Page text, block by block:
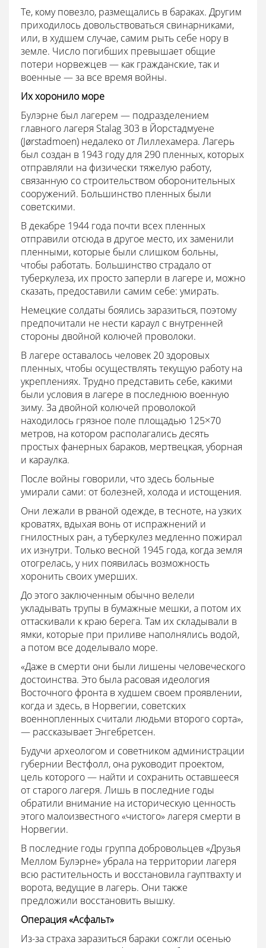
Те, кому повезло, размещались в бараках. Другим
приходилось довольствоваться свинарниками,
или, в худшем случае, самим рыть себе нору в
земле. Число погибших превышает общие
потери норвежцев — как гражданские, так и
военные — за все время войны.
Их хоронило море
Булэрне был лагерем — подразделением
главного лагеря Stalag 303 в Йорстадмуене
(Jørstadmoen) недалеко от Лиллехамера. Лагерь
был создан в 1943 году для 290 пленных, которых
отправляли на физически тяжелую работу,
связанную со строительством оборонительных
сооружений. Большинство пленных были
советскими.
В декабре 1944 года почти всех пленных
отправили отсюда в другое место, их заменили
пленными, которые были слишком больны,
чтобы работать. Большинство страдало от
туберкулеза, их просто заперли в лагере и, можно
сказать, предоставили самим себе: умирать.
Немецкие солдаты боялись заразиться, поэтому
предпочитали не нести караул с внутренней
стороны двойной колючей проволоки.
В лагере оставалось человек 20 здоровых
пленных, чтобы осуществлять текущую работу на
укреплениях. Трудно представить себе, какими
были условия в лагере в последнюю военную
зиму. За двойной колючей проволокой
находилось грязное поле площадью 125×70
метров, на котором располагались десять
простых фанерных бараков, мертвецкая, уборная
и караулка.
После войны говорили, что здесь больные
умирали сами: от болезней, холода и истощения.
Они лежали в рваной одежде, в тесноте, на узких
кроватях, вдыхая вонь от испражнений и
гнилостных ран, а туберкулез медленно пожирал
их изнутри. Только весной 1945 года, когда земля
отогрелась, у них появилась возможность
хоронить своих умерших.
До этого заключенным обычно велели
укладывать трупы в бумажные мешки, а потом их
оттаскивали к краю берега. Там их складывали в
ямки, которые при приливе наполнялись водой,
а потом все доделывало море.
«Даже в смерти они были лишены человеческого
достоинства. Это была расовая идеология
Восточного фронта в худшем своем проявлении,
когда и здесь, в Норвегии, советских
военнопленных считали людьми второго сорта»,
— рассказывает Энгебретсен.
Будучи археологом и советником администрации
губернии Вестфолл, она руководит проектом,
цель которого — найти и сохранить оставшееся
от старого лагеря. Лишь в последние годы
обратили внимание на историческую ценность
этого малоизвестного «чистого» лагеря смерти в
Норвегии.
В последние годы группа добровольцев «Друзья
Меллом Булэрне» убрала на территории лагеря
всю растительность и восстановила гауптвахту и
ворота, ведущие в лагерь. Они также
предложили восстановить вышку.
Операция «Асфальт»
Из-за страха заразиться бараки сожгли осенью